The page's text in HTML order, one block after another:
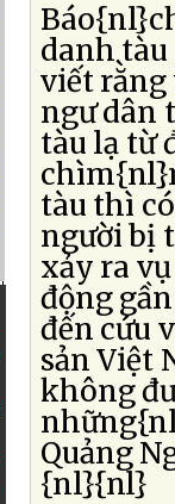
danh
viết rằng
ngư dân
tàu lạ từ
tàu thì
người bị
xảy ra
động
đến cứu
sản Việt
không
Quảng
{nl}{nl}